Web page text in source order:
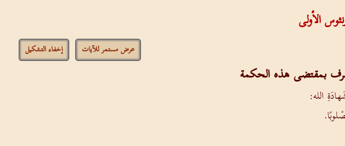
الأولى
عرض مستمر للآيات إخفاء التشكيل
بمقتضى هذه الحكمة
الله: